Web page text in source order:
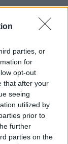
parties, or
for
opt-out
that after your
seeing
utilized by
prior to
further
parties on the
γεγονός
Κάποιες
με τον
μην ξέρεις